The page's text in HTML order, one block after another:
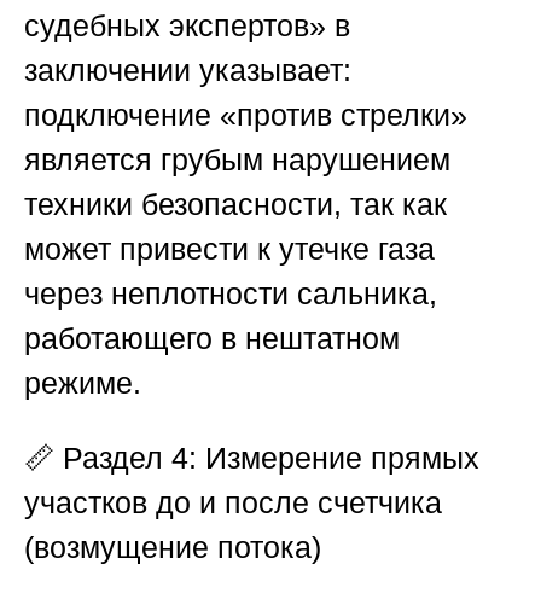
судебных экспертов» в
заключении указывает:
подключение «против стрелки»
является грубым нарушением
техники безопасности, так как
может привести к утечке газа
через неплотности сальника,
работающего в нештатном
режиме.
📏 Раздел 4: Измерение прямых
участков до и после счетчика
(возмущение потока)